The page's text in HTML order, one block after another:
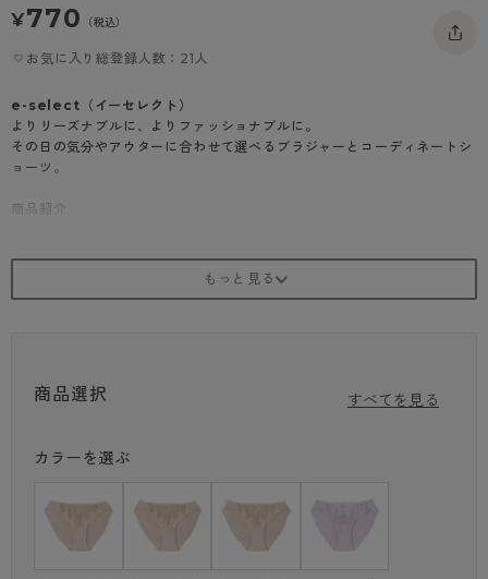
レギンス・スパッツ
- カップ付きインナー
¥770 （税込）
お気に入り総登録人数：21人
e-select（イーセレクト）
よりリーズナブルに、よりファッショナブルに。
その日の気分やアウターに合わせて選べるブラジャーとコーディネートシ
ョーツ。
商品紹介
のアイテムです。
フロント部分には、3色の切替チュールレースが施されており、ブラウ
M、L、LLのサイズ展開で、さまざまな体型の方にフィットします。
日常使いはもちろん、特別な日にもぴったりなショーツです。
すよ！
・ポリエステル２ＷＡＹ
・３色切替チュールレース
・細幅ラッセルレース
商品選択 すべてを見る
カラーを選ぶ